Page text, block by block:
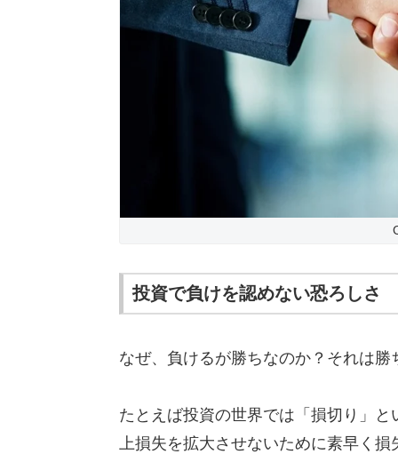
投資で負けを認めない恐ろしさ
なぜ、負けるが勝ちなのか？それは
たとえば投資の世界では「損切り」
上損失を拡大させないために素早く